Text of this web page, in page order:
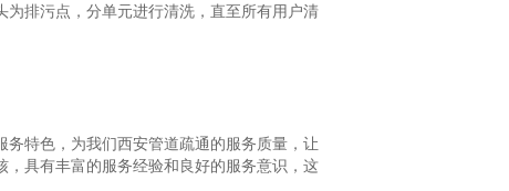
排污点，分单元进行清洗，直至所有用户清
特色，为我们西安管道疏通的服务质量，让
具有丰富的服务经验和良好的服务意识，这